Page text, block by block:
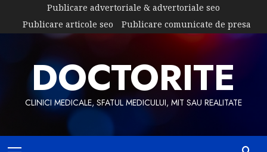
content
Publicare advertoriale & advertoriale seo
Publicare articole seo
Publicare comunicate de presa
DOCTORITE
CLINICI MEDICALE, SFATUL MEDICULUI, MIT SAU REALITATE